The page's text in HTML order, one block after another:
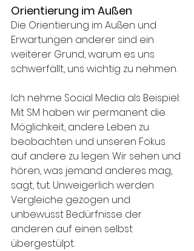
Orientierung im Außen
Die Orientierung im Außen und
Erwartungen anderer sind ein
weiterer Grund, warum es uns
schwerfällt, uns wichtig zu nehmen.
Ich nehme Social Media als Beispiel:
Mit SM haben wir permanent die
Möglichkeit, andere Leben zu
beobachten und unseren Fokus
auf andere zu legen. Wir sehen und
hören, was jemand anderes mag,
sagt, tut. Unweigerlich werden
Vergleiche gezogen und
unbewusst Bedürfnisse der
anderen auf einen selbst
übergestülpt.